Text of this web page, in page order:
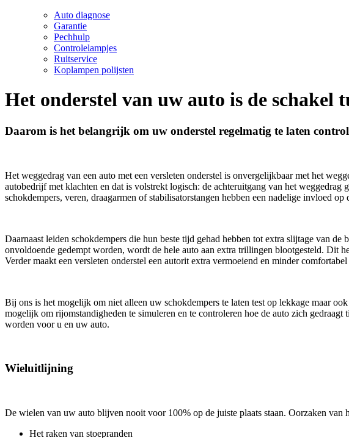
Auto diagnose
Garantie
Pechhulp
Controlelampjes
Ruitservice
Koplampen polijsten
Het onderstel van uw auto is de schakel
Daarom is het belangrijk om uw onderstel regelmatig te laten
Het weggedrag van een auto met een versleten onderstel is onvergelijkbaar met het
autobedrijf met klachten en dat is volstrekt logisch: de achteruitgang van het
schokdempers, veren, draagarmen of stabilisatorstangen hebben een nadelige invloed
Daarnaast leiden schokdempers die hun beste tijd gehad hebben tot extra slijtage van
onvoldoende gedempt worden, wordt de hele auto aan extra trillingen blootgesteld. Dit
Verder maakt een versleten onderstel een autorit extra vermoeiend en minder
Bij ons is het mogelijk om niet alleen uw schokdempers te laten test op lekkage maar
mogelijk om rijomstandigheden te simuleren en te controleren hoe de auto zich
worden voor u en uw auto.
Wieluitlijning
De wielen van uw auto blijven nooit voor 100% op de juiste plaats staan. Oorzaken van
Het raken van stoepranden